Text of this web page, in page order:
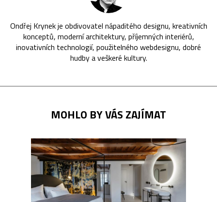
Ondřej Krynek je obdivovatel nápaditého designu, kreativních
konceptů, moderní architektury, příjemných interiérů,
inovativních technologií, použitelného webdesignu, dobré
hudby a veškeré kultury.
MOHLO BY VÁS ZAJÍMAT